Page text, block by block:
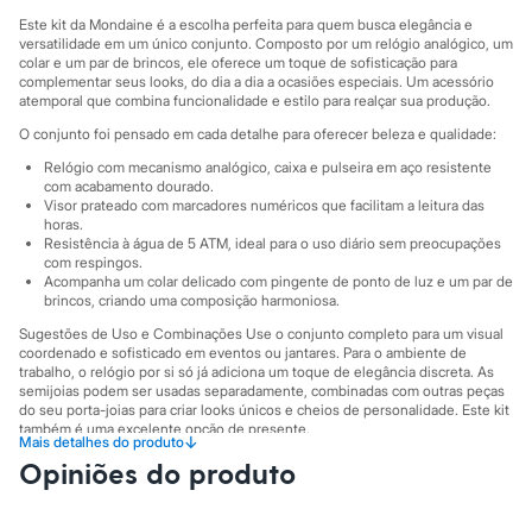
Marcas
City
Clock House
Mindset
Sawary
Yessica
Moda esportiva
Acessórios
Blusas
Calçados
Leggings
Shorts e Bermudas
Tops
Moda íntima
Calcinhas
Cintas e Modeladores
Meias
Pijamas
Sutiãs e Tops
Moda praia
Biquínis
Maiôs
Saídas de praia
Este kit da Mondaine é a escolha perfeita para quem busca elegância e
versatilidade em um único conjunto. Composto por um relógio analógico, um
colar e um par de brincos, ele oferece um toque de sofisticação para
complementar seus looks, do dia a dia a ocasiões especiais. Um acessório
atemporal que combina funcionalidade e estilo para realçar sua produção.
O conjunto foi pensado em cada detalhe para oferecer beleza e qualidade:
Relógio com mecanismo analógico, caixa e pulseira em aço resistente
com acabamento dourado.
Visor prateado com marcadores numéricos que facilitam a leitura das
horas.
Resistência à água de 5 ATM, ideal para o uso diário sem preocupações
com respingos.
Acompanha um colar delicado com pingente de ponto de luz e um par de
brincos, criando uma composição harmoniosa.
Sugestões de Uso e Combinações Use o conjunto completo para um visual
coordenado e sofisticado em eventos ou jantares. Para o ambiente de
trabalho, o relógio por si só já adiciona um toque de elegância discreta. As
semijoias podem ser usadas separadamente, combinadas com outras peças
do seu porta-joias para criar looks únicos e cheios de personalidade. Este kit
também é uma excelente opção de presente.
A gente se encontra na C&A! ❤
Mais detalhes do produto↓
Informacoes gerais:
Opiniões do produto